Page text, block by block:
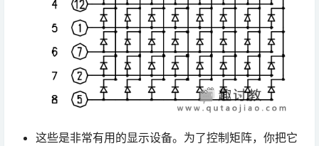
这些是非常有用的显示设备。为了控制矩阵，你把它